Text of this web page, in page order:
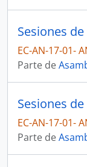
Sesiones
EC-AN-17-01-
Parte de
Sesiones
EC-AN-17-01-
Parte de